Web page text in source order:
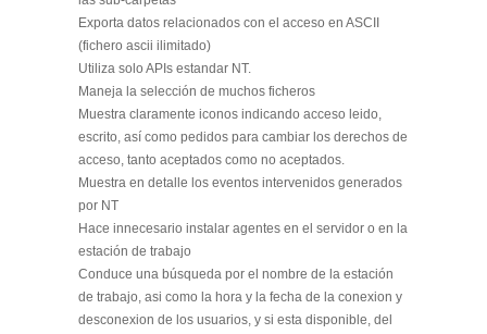
Exporta datos relacionados con el acceso en ASCII
(fichero ascii ilimitado)
Utiliza solo APIs estandar NT.
Maneja la selección de muchos ficheros
Muestra claramente iconos indicando acceso leido,
escrito, así como pedidos para cambiar los derechos de
acceso, tanto aceptados como no aceptados.
Muestra en detalle los eventos intervenidos generados
por NT
Hace innecesario instalar agentes en el servidor o en la
estación de trabajo
Conduce una búsqueda por el nombre de la estación
de trabajo, asi como la hora y la fecha de la conexion y
desconexion de los usuarios, y si esta disponible, del